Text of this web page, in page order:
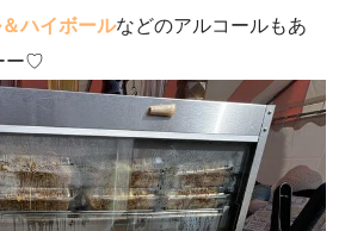
ハイボールなどのアルコールもあ
ー♡